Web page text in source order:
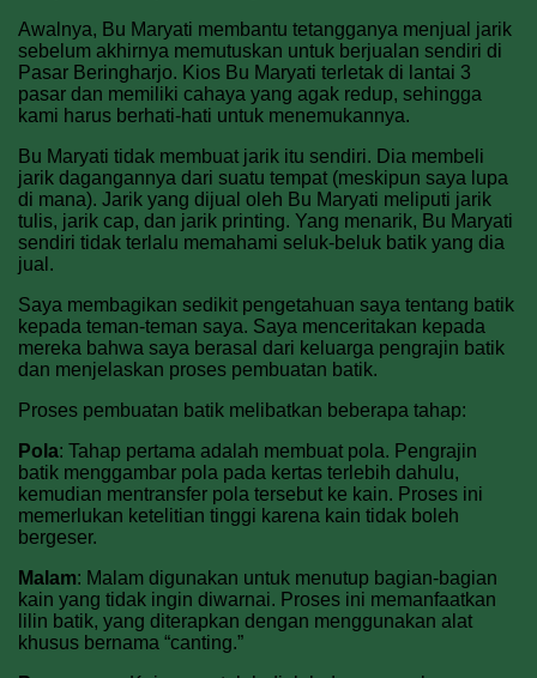
Awalnya, Bu Maryati membantu tetangganya menjual jarik
sebelum akhirnya memutuskan untuk berjualan sendiri di
Pasar Beringharjo. Kios Bu Maryati terletak di lantai 3
pasar dan memiliki cahaya yang agak redup, sehingga
kami harus berhati-hati untuk menemukannya.
Bu Maryati tidak membuat jarik itu sendiri. Dia membeli
jarik dagangannya dari suatu tempat (meskipun saya lupa
di mana). Jarik yang dijual oleh Bu Maryati meliputi jarik
tulis, jarik cap, dan jarik printing. Yang menarik, Bu Maryati
sendiri tidak terlalu memahami seluk-beluk batik yang dia
jual.
Saya membagikan sedikit pengetahuan saya tentang batik
kepada teman-teman saya. Saya menceritakan kepada
mereka bahwa saya berasal dari keluarga pengrajin batik
dan menjelaskan proses pembuatan batik.
Proses pembuatan batik melibatkan beberapa tahap:
Pola: Tahap pertama adalah membuat pola. Pengrajin
batik menggambar pola pada kertas terlebih dahulu,
kemudian mentransfer pola tersebut ke kain. Proses ini
memerlukan ketelitian tinggi karena kain tidak boleh
bergeser.
Malam: Malam digunakan untuk menutup bagian-bagian
kain yang tidak ingin diwarnai. Proses ini memanfaatkan
lilin batik, yang diterapkan dengan menggunakan alat
khusus bernama “canting.”